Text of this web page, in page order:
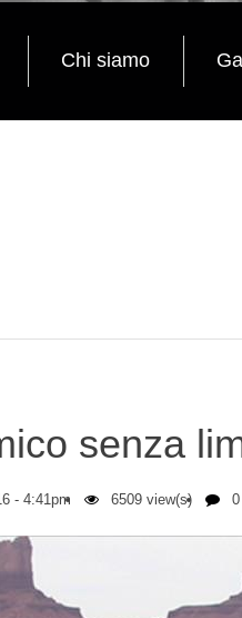
Chi siamo
senza
- 4:41pm 6509 view(s)